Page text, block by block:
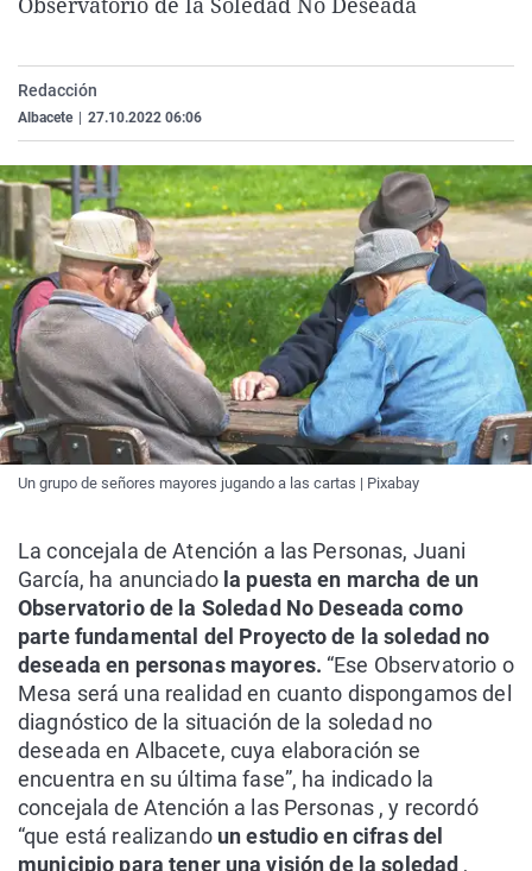
La rosa de los vientos
Gente viajera
Caso
Retornados
Operación Viuda
Extremadura
Galicia
Navarra
País Vasco
Virales
Televisión
Redacción
Albacete 27.10.2022 06:06
Un grupo de señores mayores jugando a las cartas | Pixabay
La concejala de Atención a las Personas, Juani
García, ha anunciadola puesta en marcha de un
Observatorio de la Soledad No Deseada como
parte fundamental del Proyecto de la soledad no
deseada en personas mayores. “Ese Observatorio o
Mesa será una realidad en cuanto dispongamos del
diagnóstico de la situación de la soledad no
deseada en Albacete, cuya elaboración se
encuentra en su última fase”, ha indicado la
concejala de Atención a las Personas , y recordó
“que está realizandoun estudio en cifras del
municipio para tener una visión de la soledad ,